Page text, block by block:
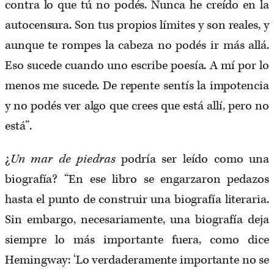
contra lo que tú no podés. Nunca he creído en la
autocensura. Son tus propios límites y son reales, y
aunque te rompes la cabeza no podés ir más allá.
Eso sucede cuando uno escribe poesía. A mí por lo
menos me sucede. De repente sentís la impotencia
y no podés ver algo que crees que está allí, pero no
está”.
¿Un mar de piedraspodría ser leído como una
biografía? “En ese libro se engarzaron pedazos
hasta el punto de construir una biografía literaria.
Sin embargo, necesariamente, una biografía deja
siempre lo más importante fuera, como dice
Hemingway: ‘Lo verdaderamente importante no se